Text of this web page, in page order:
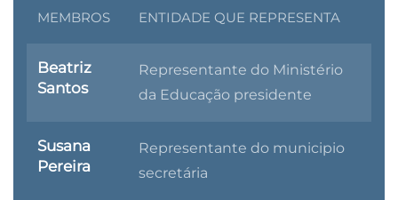
MEMBROS ENTIDADE QUE REPRESENTA
Beatriz
Santos
Representante do Ministério
da Educação presidente
Susana
Pereira
Representante do municipio
secretária